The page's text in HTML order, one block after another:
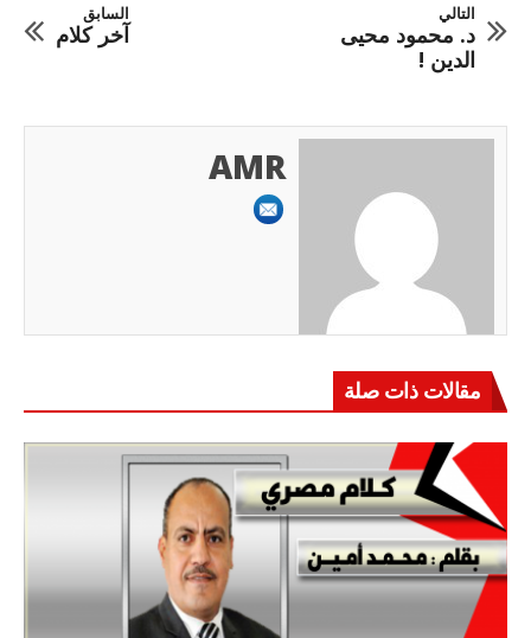
السابق
آخر كلام
التالي
د. محمود محيى
الدين !
AMR
مقالات ذات صلة